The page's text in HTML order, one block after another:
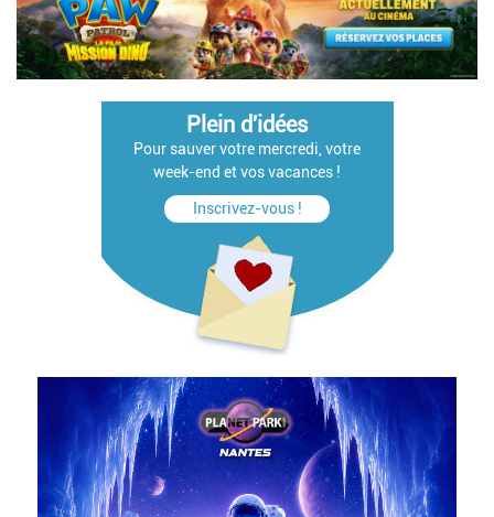
Plein d'idées
Pour sauver votre mercredi, votre
week-end et vos vacances !
Inscrivez-vous !